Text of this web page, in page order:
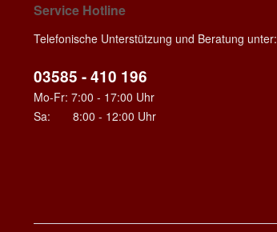
Service Hotline
Telefonische Unterstützung und Beratung unter:
03585 - 410 196
Mo-Fr: 7:00 - 17:00 Uhr
Sa: 8:00 - 12:00 Uhr